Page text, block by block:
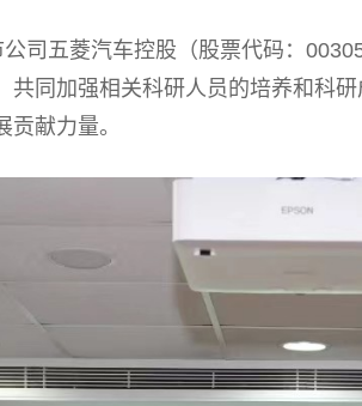
五菱汽车控股（股票代码：
共同加强相关科研人员的培养和科
献力量。